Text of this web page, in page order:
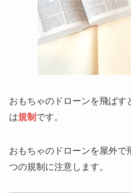
おもちゃのドローンを飛ばす
は規制 です。
おもちゃのドローンを屋外で
つの規制に注意します。